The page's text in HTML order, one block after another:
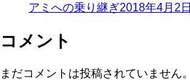
アミへの乗り継ぎ2018年4月2日
コメント
まだコメントは投稿されていません。